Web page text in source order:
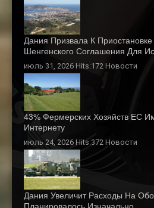
Дания Призвала К Приостановке
Шенгенского Соглашения Для
июль 31, 2026 Hits:172 Новости
43% Фермерских Хозяйств ЕС
Интернету
июль 24, 2026 Hits:372 Новости
Дания Увеличит Расходы На
Планировалось Изначально …